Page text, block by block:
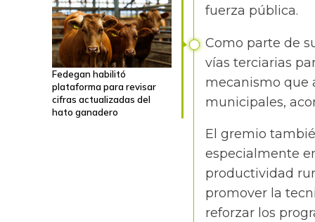
fuerza pública.
Fedegan habilitó
plataforma para revisar
cifras actualizadas del
hato ganadero
Como parte de
vías terciarias
mecanismo que
municipales,
El gremio
especialmente
productividad
promover la
reforzar los